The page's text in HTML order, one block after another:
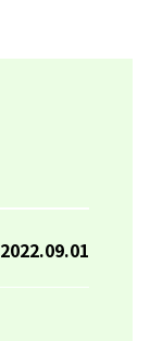
2022.09.01